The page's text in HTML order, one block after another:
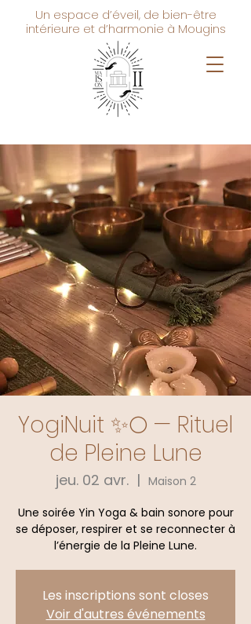
Un espace d’éveil, de bien-être
intérieure et d’harmonie à Mougins
YogiNuit ✨🌕 — Rituel
de Pleine Lune
jeu. 02 avr.
  |
Maison 2
Une soirée Yin Yoga & bain sonore pour
se déposer, respirer et se reconnecter à
l’énergie de la Pleine Lune.
Les inscriptions sont closes
Voir d'autres événements